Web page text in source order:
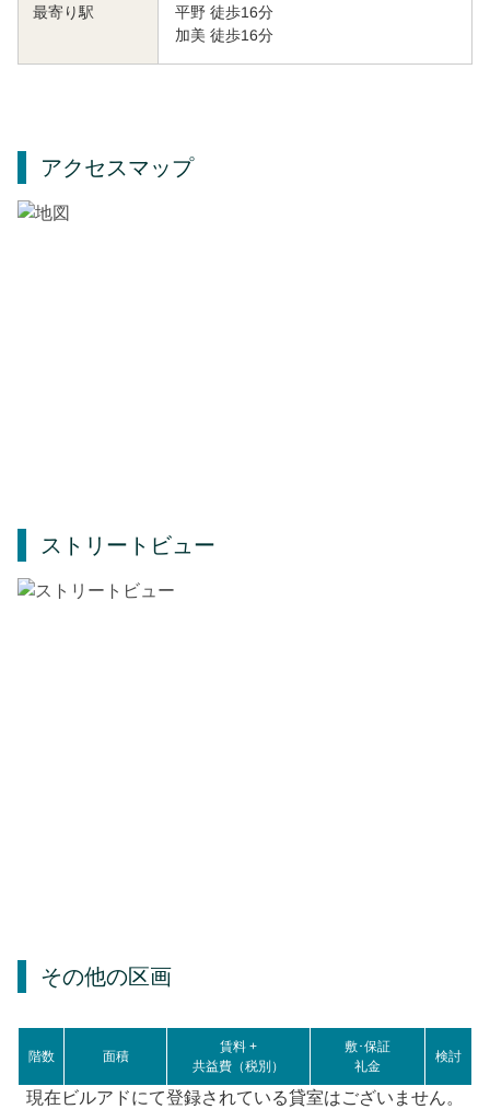
最寄り駅
平野 徒歩16分
加美 徒歩16分
アクセスマップ
ストリートビュー
その他の区画
階数 面積
賃料 +
共益費（税別）
敷･保証
礼金
検討
現在ビルアドにて登録されている貸室はございません。